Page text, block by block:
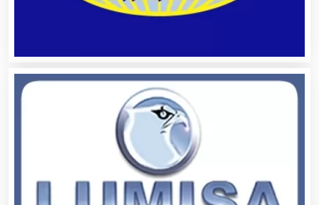
Artículos Personales
Artículos Publicitarios
Aseguradoras